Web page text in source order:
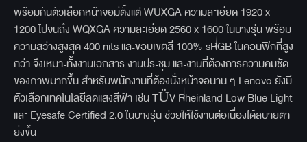
พร้อมกันตัวเลือกหน้าจอมีตั้งแต่ WUXGA ความละเอียด 1920 x
1200 ไปจนถึง WQXGA ความละเอียด 2560 x 1600 ในบางรุ่น พร้อม
ความสว่างสูงสุด 400 nits และขอบเขตสี 100% sRGB ในคอนฟิกที่สูง
กว่า จึงเหมาะทั้งงานเอกสาร งานประชุม และงานที่ต้องการความคมชัด
ของภาพมากขึ้น สำหรับพนักงานที่ต้องนั่งหน้าจอนาน ๆ Lenovo ยังมี
ตัวเลือกเทคโนโลยีลดแสงสีฟ้า เช่น TÜV Rheinland Low Blue Light
และ Eyesafe Certified 2.0 ในบางรุ่น ช่วยให้ใช้งานต่อเนื่องได้สบายตา
ยิ่งขึ้น